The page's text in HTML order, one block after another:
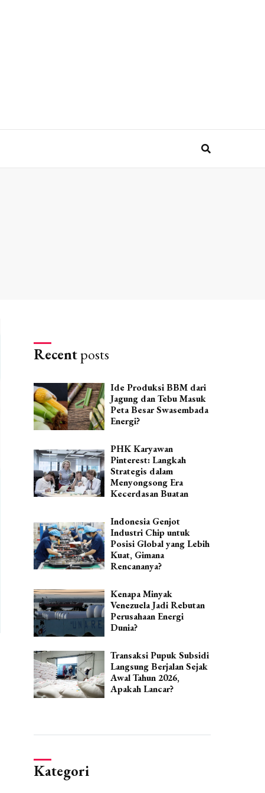
Recentposts
Ide Produksi BBM dari
Jagung dan Tebu Masuk
Peta Besar Swasembada
Energi?
PHK Karyawan
Pinterest: Langkah
Strategis dalam
Menyongsong Era
Kecerdasan Buatan
Indonesia Genjot
Industri Chip untuk
Posisi Global yang Lebih
Kuat, Gimana
Rencananya?
Kenapa Minyak
Venezuela Jadi Rebutan
Perusahaan Energi
Dunia?
Transaksi Pupuk Subsidi
Langsung Berjalan Sejak
Awal Tahun 2026,
Apakah Lancar?
Kategori